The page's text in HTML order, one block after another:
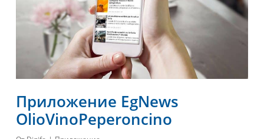
Приложение EgNews
OlioVinoPeperoncino